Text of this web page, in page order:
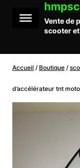
contenu
Vente de
scooter
Accueil / Boutique /
d’accélérateur tnt